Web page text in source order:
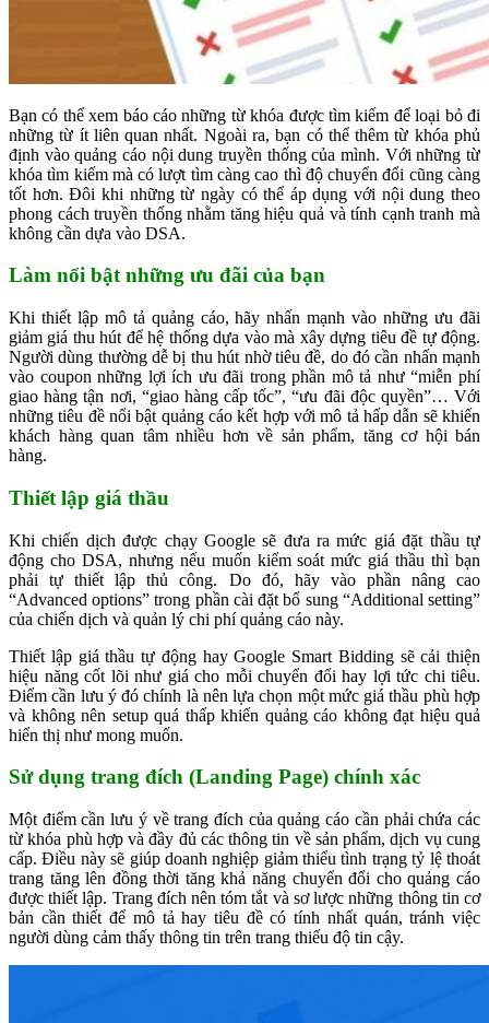
Bạn có thể xem báo cáo những từ khóa được tìm kiếm để loại bỏ đi
những từ ít liên quan nhất. Ngoài ra, bạn có thể thêm từ khóa phủ
định vào quảng cáo nội dung truyền thống của mình. Với những từ
khóa tìm kiếm mà có lượt tìm càng cao thì độ chuyển đổi cũng càng
tốt hơn. Đôi khi những từ ngày có thể áp dụng với nội dung theo
phong cách truyền thống nhằm tăng hiệu quả và tính cạnh tranh mà
không cần dựa vào DSA.
Làm nổi bật những ưu đãi của bạn
Khi thiết lập mô tả quảng cáo, hãy nhấn mạnh vào những ưu đãi
giảm giá thu hút để hệ thống dựa vào mà xây dựng tiêu đề tự động.
Người dùng thường dễ bị thu hút nhờ tiêu đề, do đó cần nhấn mạnh
vào coupon những lợi ích ưu đãi trong phần mô tả như “miễn phí
giao hàng tận nơi, “giao hàng cấp tốc”, “ưu đãi độc quyền”… Với
những tiêu đề nổi bật quảng cáo kết hợp với mô tả hấp dẫn sẽ khiến
khách hàng quan tâm nhiều hơn về sản phẩm, tăng cơ hội bán
hàng.
Thiết lập giá thầu
Khi chiến dịch được chạy Google sẽ đưa ra mức giá đặt thầu tự
động cho DSA, nhưng nếu muốn kiểm soát mức giá thầu thì bạn
phải tự thiết lập thủ công. Do đó, hãy vào phần nâng cao
“Advanced options” trong phần cài đặt bổ sung “Additional setting”
của chiến dịch và quản lý chi phí quảng cáo này.
Thiết lập giá thầu tự động hay Google Smart Bidding sẽ cải thiện
hiệu năng cốt lõi như giá cho mỗi chuyển đổi hay lợi tức chi tiêu.
Điểm cần lưu ý đó chính là nên lựa chọn một mức giá thầu phù hợp
và không nên setup quá thấp khiến quảng cáo không đạt hiệu quả
hiển thị như mong muốn.
Sử dụng trang đích (Landing Page) chính xác
Một điểm cần lưu ý về trang đích của quảng cáo cần phải chứa các
từ khóa phù hợp và đầy đủ các thông tin về sản phẩm, dịch vụ cung
cấp. Điều này sẽ giúp doanh nghiệp giảm thiểu tình trạng tỷ lệ thoát
trang tăng lên đồng thời tăng khả năng chuyển đổi cho quảng cáo
được thiết lập. Trang đích nên tóm tắt và sơ lược những thông tin cơ
bản cần thiết để mô tả hay tiêu đề có tính nhất quán, tránh việc
người dùng cảm thấy thông tin trên trang thiếu độ tin cậy.